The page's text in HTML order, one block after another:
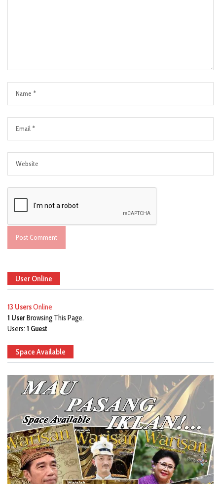
User Online
13 UsersOnline
1 UserBrowsing This Page.
Users: 1 Guest
Space Available